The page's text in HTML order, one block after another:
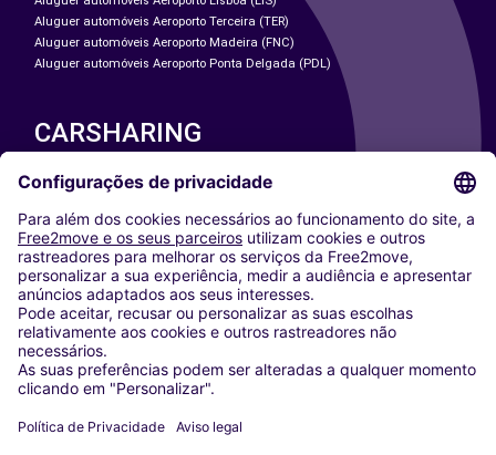
Aluguer automóveis Aeroporto Terceira (TER)
Aluguer automóveis Aeroporto Madeira (FNC)
Aluguer automóveis Aeroporto Ponta Delgada (PDL)
CARSHARING
NOSSAS CIDADES
Washington DC
Milan
Rome
Turin
Vienna
Berlin
Cologne
Dusseldorf
Frankfurt
Munich